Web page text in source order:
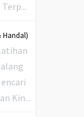
Handal)
Kin...